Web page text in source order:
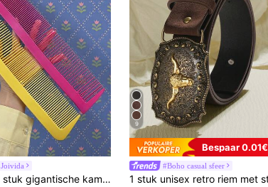
Joivida
Joivida 1 stuk gigantische kam met brede tanden - Extra grote plastic haarborstel met brede tanden voor dik haar, dreadlocks en vlechten - Grappige nieuwe haarstyling voor vrouwen en Halloweenkostuumaccessoire of cadeau (rozerood/geel)
9
Bespaar 0.01€
#Boho casual sfeer